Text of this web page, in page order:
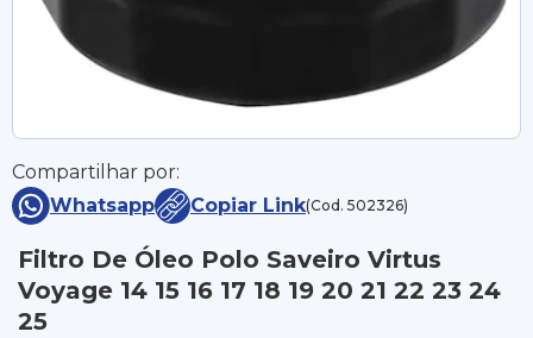
Compartilhar por:
Whatsapp
Copiar Link(Cod. 502326)
Filtro De Óleo Polo Saveiro Virtus
Voyage 14 15 16 17 18 19 20 21 22 23 24
25